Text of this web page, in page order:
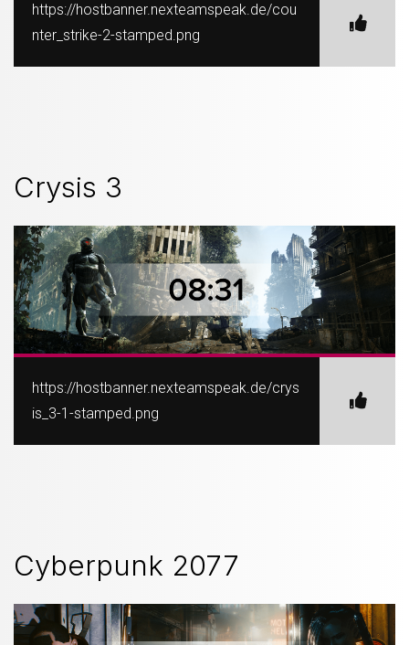
https://hostbanner.nexteamspeak.de/cou
nter_strike-2-stamped.png
Crysis 3
https://hostbanner.nexteamspeak.de/crys
is_3-1-stamped.png
Cyberpunk 2077